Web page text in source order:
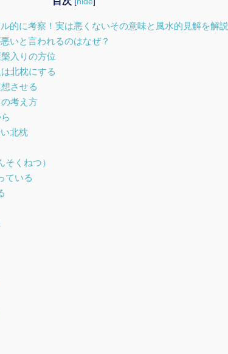
的に考察！実は悪くないその意味と風水的見解を解説
いと言われるのはなぜ？
入りの方位
北枕にする
させる
考え方
北枕
くねつ）
ている